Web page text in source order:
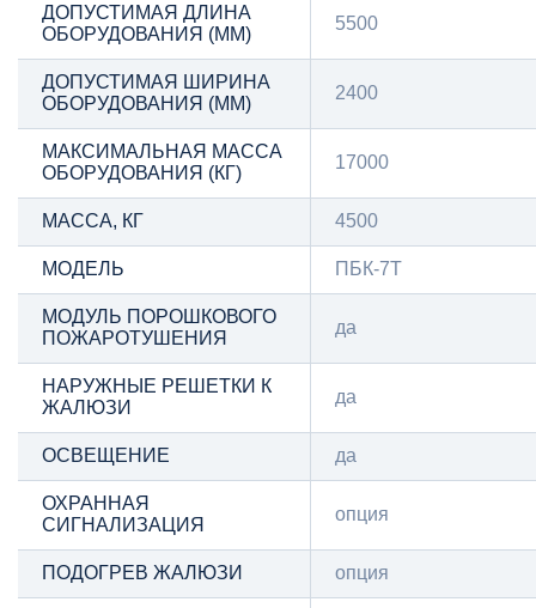
ДОПУСТИМАЯ ДЛИНА
ОБОРУДОВАНИЯ (ММ)
5500
ДОПУСТИМАЯ ШИРИНА
ОБОРУДОВАНИЯ (ММ)
2400
МАКСИМАЛЬНАЯ МАССА
ОБОРУДОВАНИЯ (КГ)
17000
МАССА, КГ 4500
МОДЕЛЬ ПБК-7Т
МОДУЛЬ ПОРОШКОВОГО
ПОЖАРОТУШЕНИЯ
да
НАРУЖНЫЕ РЕШЕТКИ К
ЖАЛЮЗИ
да
ОСВЕЩЕНИЕ да
ОХРАННАЯ
СИГНАЛИЗАЦИЯ
опция
ПОДОГРЕВ ЖАЛЮЗИ опция